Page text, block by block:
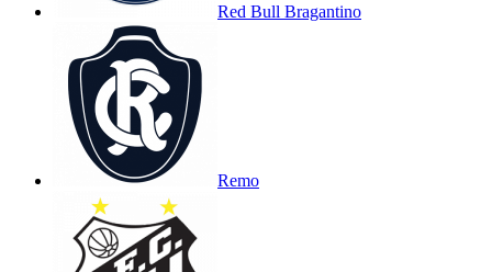
Red Bull Bragantino
Remo